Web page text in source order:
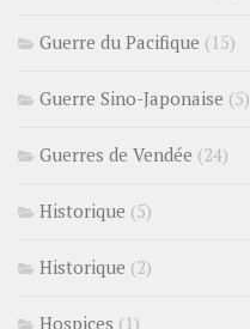
Guerre du Pacifique (15)
Guerre Sino-Japonaise (5)
Guerres de Vendée (24)
Historique (5)
Historique (2)
Hospices (1)